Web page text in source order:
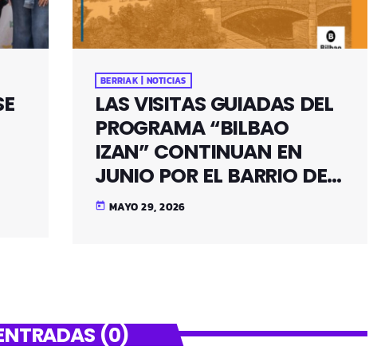
BERRIAK | NOTICIAS
LAS VISITAS GUIADAS DEL
PROGRAMA “BILBAO
IZAN” CONTINUAN EN
JUNIO POR EL BARRIO DE
SANTUTXU
today MAYO 29, 2026
(0)